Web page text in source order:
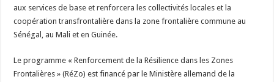
aux services de base et renforcera les collectivités locales et la
coopération transfrontalière dans la zone frontalière commune au
Sénégal, au Mali et en Guinée.
Le programme « Renforcement de la Résilience dans les Zones
Frontalières » (RéZo) est financé par le Ministère allemand de la